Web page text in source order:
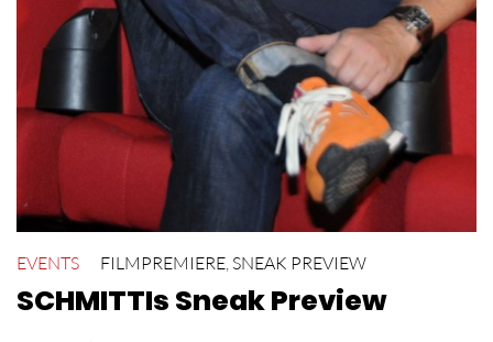
EVENTS FILMPREMIERE,SNEAK PREVIEW
SCHMITTIs Sneak Preview